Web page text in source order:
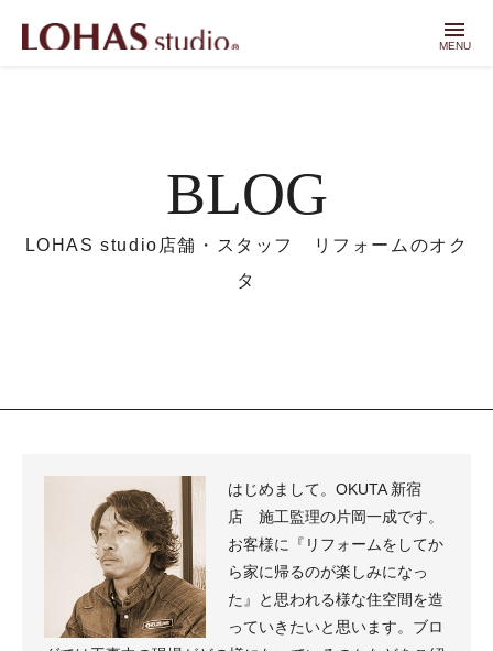
menu
MENU
BLOG
LOHAS studio店舗・スタッフ リフォームのオク
タ
はじめまして。OKUTA 新宿
店 施工監理の片岡一成です。
お客様に『リフォームをしてか
ら家に帰るのが楽しみになっ
た』と思われる様な住空間を造
っていきたいと思います。ブロ